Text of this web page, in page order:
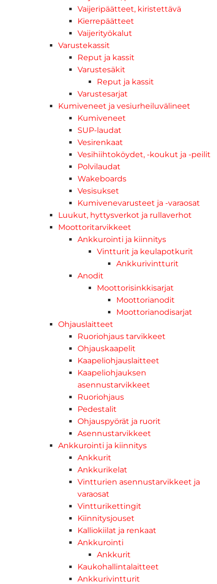
Vaijeripäätteet, kiristettävä
Kierrepäätteet
Vaijerityökalut
Varustekassit
Reput ja kassit
Varustesäkit
Reput ja kassit
Varustesarjat
Kumiveneet ja vesiurheiluvälineet
Kumiveneet
SUP-laudat
Vesirenkaat
Vesihiihtoköydet, -koukut ja -peilit
Polvilaudat
Wakeboards
Vesisukset
Kumivenevarusteet ja -varaosat
Luukut, hyttysverkot ja rullaverhot
Moottoritarvikkeet
Ankkurointi ja kiinnitys
Vintturit ja keulapotkurit
Ankkurivintturit
Anodit
Moottorisinkkisarjat
Moottorianodit
Moottorianodisarjat
Ohjauslaitteet
Ruoriohjaus tarvikkeet
Ohjauskaapelit
Kaapeliohjauslaitteet
Kaapeliohjauksen
asennustarvikkeet
Ruoriohjaus
Pedestalit
Ohjauspyörät ja ruorit
Asennustarvikkeet
Ankkurointi ja kiinnitys
Ankkurit
Ankkurikelat
Vintturien asennustarvikkeet ja
varaosat
Vintturikettingit
Kiinnitysjouset
Kalliokiilat ja renkaat
Ankkurointi
Ankkurit
Kaukohallintalaitteet
Ankkurivintturit